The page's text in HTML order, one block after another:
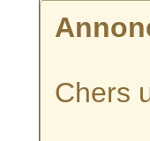
Chers